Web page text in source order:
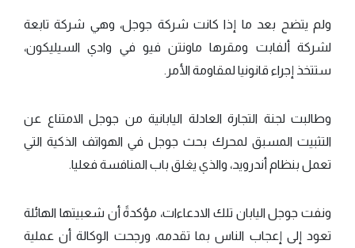
ولم يتضح بعد ما إذا كانت شركة جوجل، وهي شركة تابعة
لشركة ألفابت ومقرها ماونتن فيو في وادي السيليكون،
ستتخذ إجراء قانونيا لمقاومة الأمر.
وطالبت لجنة التجارة العادلة اليابانية من جوجل الامتناع عن
التثبيت المسبق لمحرك بحث جوجل في الهواتف الذكية التي
تعمل بنظام أندرويد، والذي يغلق باب المنافسة فعليا.
ونفت جوجل اليابان تلك الادعاءات، مؤكدةً أن شعبيتها الهائلة
تعود إلى إعجاب الناس بما تقدمه، ورجحت الوكالة أن عملية